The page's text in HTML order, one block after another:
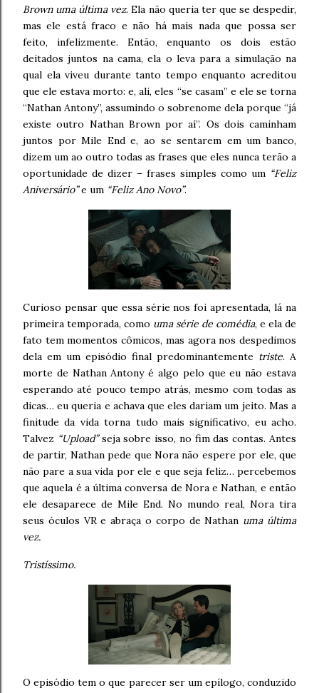
Brown uma última vez. Ela não queria ter que se despedir,
mas ele está fraco e não há mais nada que possa ser
feito, infelizmente. Então, enquanto os dois estão
deitados juntos na cama, ela o leva para a simulação na
qual ela viveu durante tanto tempo enquanto acreditou
que ele estava morto: e, ali, eles “se casam” e ele se torna
“Nathan Antony”, assumindo o sobrenome dela porque “já
existe outro Nathan Brown por aí”. Os dois caminham
juntos por Mile End e, ao se sentarem em um banco,
dizem um ao outro todas as frases que eles nunca terão a
oportunidade de dizer – frases simples como um “Feliz
Aniversário”e um “Feliz Ano Novo”.
Curioso pensar que essa série nos foi apresentada, lá na
primeira temporada, como uma série de comédia, e ela de
fato tem momentos cômicos, mas agora nos despedimos
dela em um episódio final predominantemente triste. A
morte de Nathan Antony é algo pelo que eu não estava
esperando até pouco tempo atrás, mesmo com todas as
dicas… eu queria e achava que eles dariam um jeito. Mas a
finitude da vida torna tudo mais significativo, eu acho.
Talvez “Upload”seja sobre isso, no fim das contas. Antes
de partir, Nathan pede que Nora não espere por ele, que
não pare a sua vida por ele e que seja feliz… percebemos
que aquela é a última conversa de Nora e Nathan, e então
ele desaparece de Mile End. No mundo real, Nora tira
seus óculos VR e abraça o corpo de Nathan uma última
vez.
Tristíssimo.
O episódio tem o que parecer ser um epílogo, conduzido